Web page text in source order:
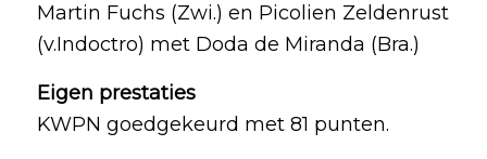
Martin Fuchs (Zwi.) en Picolien Zeldenrust
(v.Indoctro) met Doda de Miranda (Bra.)
Eigen prestaties
KWPN goedgekeurd met 81 punten.